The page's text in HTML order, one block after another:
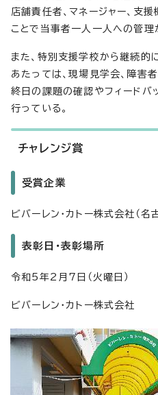
店舗責任者、マネージャー、支
ことで当事者一人一人への管理
また、特別支援学校から継続的
あたっては、現場見学会、障害
終日の課題の確認やフィードバ
行っている。
チャレンジ賞
受賞企業
ビバーレン・カトー株式会社（名
表彰日・表彰場所
令和5年2月7日（火曜日）
ビバーレン・カトー株式会社